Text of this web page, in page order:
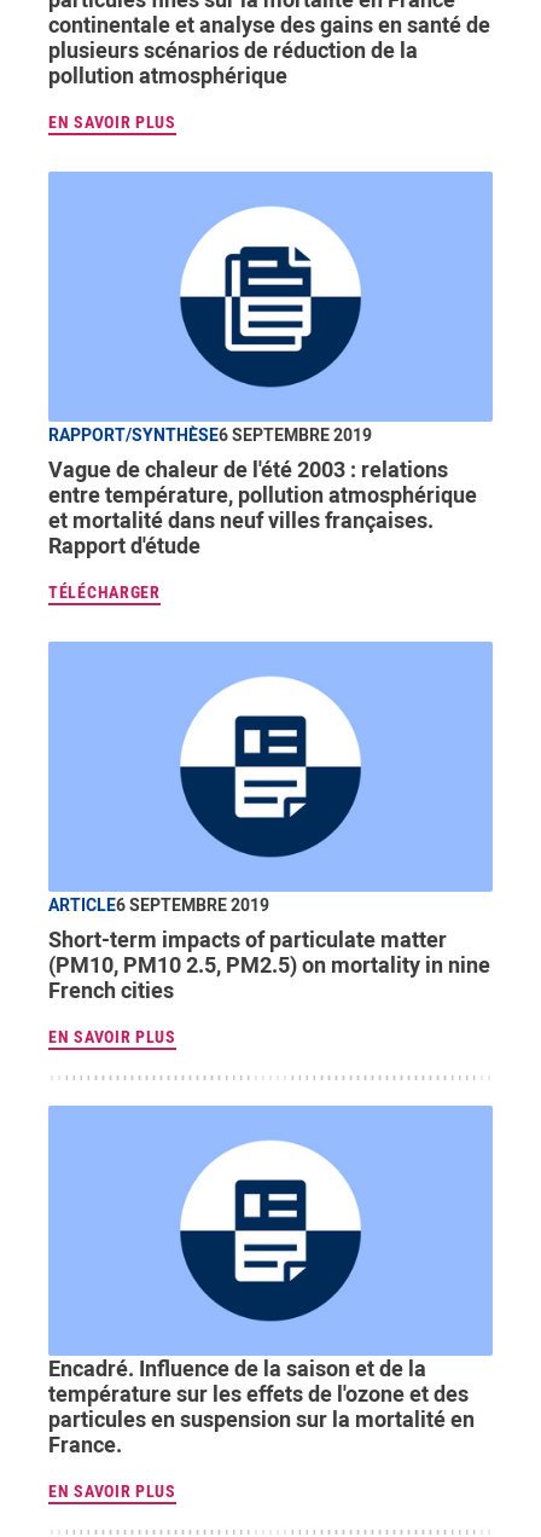
continentale et analyse des gains en santé de
plusieurs scénarios de réduction de la
pollution atmosphérique
EN SAVOIR PLUS
RAPPORT/SYNTHÈSE6 SEPTEMBRE 2019
Vague de chaleur de l'été 2003 : relations
entre température, pollution atmosphérique
et mortalité dans neuf villes françaises.
Rapport d'étude
TÉLÉCHARGER
ARTICLE6 SEPTEMBRE 2019
Short-term impacts of particulate matter
(PM10, PM10 2.5, PM2.5) on mortality in nine
French cities
EN SAVOIR PLUS
Encadré. Influence de la saison et de la
température sur les effets de l'ozone et des
particules en suspension sur la mortalité en
France.
EN SAVOIR PLUS